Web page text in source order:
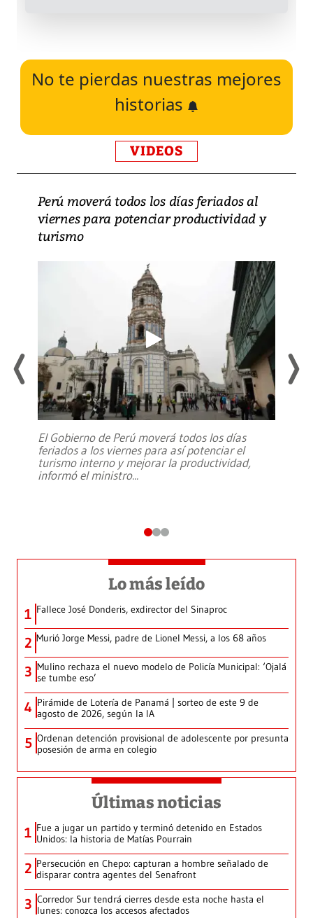
No te pierdas nuestras mejores
historias
VIDEOS
Perú moverá todos los días feriados al
viernes para potenciar productividad y
turismo
El Gobierno de Perú moverá todos los días
feriados a los viernes para así potenciar el
turismo interno y mejorar la productividad,
informó el ministro...
Lo más leído
1 Fallece José Donderis, exdirector del Sinaproc
2 Murió Jorge Messi, padre de Lionel Messi, a los 68 años
3 Mulino rechaza el nuevo modelo de Policía Municipal: ‘Ojalá
se tumbe eso’
4 Pirámide de Lotería de Panamá | sorteo de este 9 de
agosto de 2026, según la IA
5 Ordenan detención provisional de adolescente por presunta
posesión de arma en colegio
Últimas noticias
1 Fue a jugar un partido y terminó detenido en Estados
Unidos: la historia de Matías Pourrain
2 Persecución en Chepo: capturan a hombre señalado de
disparar contra agentes del Senafront
3 Corredor Sur tendrá cierres desde esta noche hasta el
lunes: conozca los accesos afectados